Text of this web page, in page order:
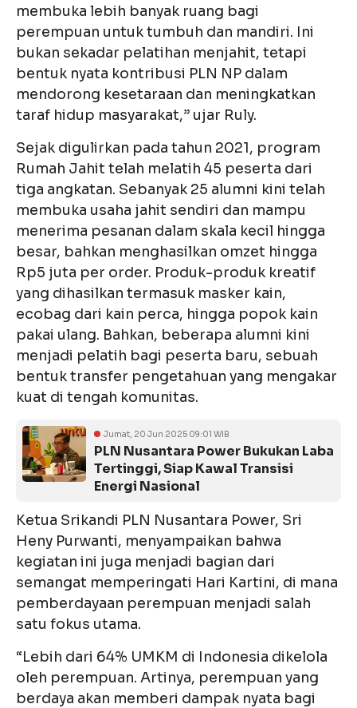
membuka lebih banyak ruang bagi
perempuan untuk tumbuh dan mandiri. Ini
bukan sekadar pelatihan menjahit, tetapi
bentuk nyata kontribusi PLN NP dalam
mendorong kesetaraan dan meningkatkan
taraf hidup masyarakat,” ujar Ruly.
Sejak digulirkan pada tahun 2021, program
Rumah Jahit telah melatih 45 peserta dari
tiga angkatan. Sebanyak 25 alumni kini telah
membuka usaha jahit sendiri dan mampu
menerima pesanan dalam skala kecil hingga
besar, bahkan menghasilkan omzet hingga
Rp5 juta per order. Produk-produk kreatif
yang dihasilkan termasuk masker kain,
ecobag dari kain perca, hingga popok kain
pakai ulang. Bahkan, beberapa alumni kini
menjadi pelatih bagi peserta baru, sebuah
bentuk transfer pengetahuan yang mengakar
kuat di tengah komunitas.
Jumat, 20 Jun 2025 09:01 WIB
PLN Nusantara Power Bukukan Laba
Tertinggi, Siap Kawal Transisi
Energi Nasional
Ketua Srikandi PLN Nusantara Power, Sri
Heny Purwanti, menyampaikan bahwa
kegiatan ini juga menjadi bagian dari
semangat memperingati Hari Kartini, di mana
pemberdayaan perempuan menjadi salah
satu fokus utama.
“Lebih dari 64% UMKM di Indonesia dikelola
oleh perempuan. Artinya, perempuan yang
berdaya akan memberi dampak nyata bagi